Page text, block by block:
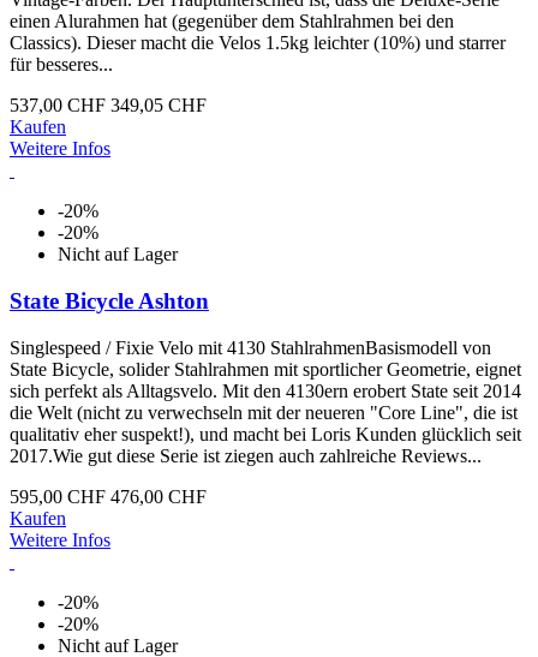
einen Alurahmen hat (gegenüber dem Stahlrahmen bei den
Classics). Dieser macht die Velos 1.5kg leichter (10%) und starrer
für besseres...
537,00 CHF 349,05 CHF
Kaufen
Weitere Infos
-20%
-20%
Nicht auf Lager
State Bicycle Ashton
Singlespeed / Fixie Velo mit 4130 StahlrahmenBasismodell von
State Bicycle, solider Stahlrahmen mit sportlicher Geometrie, eignet
sich perfekt als Alltagsvelo. Mit den 4130ern erobert State seit 2014
die Welt (nicht zu verwechseln mit der neueren "Core Line", die ist
qualitativ eher suspekt!), und macht bei Loris Kunden glücklich seit
2017.Wie gut diese Serie ist ziegen auch zahlreiche Reviews...
595,00 CHF 476,00 CHF
Kaufen
Weitere Infos
-20%
-20%
Nicht auf Lager